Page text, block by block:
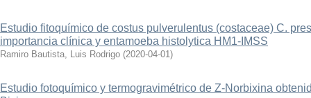
Estudio fitoquímico de costus pulverulentus (costaceae) C.
importancia clínica y entamoeba histolytica HM1-IMSS
Ramiro Bautista, Luis Rodrigo (2020-04-01)
Estudio fotoquímico y termogravimétrico de Z-Norbixina